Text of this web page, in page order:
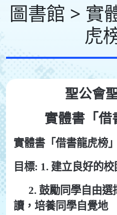
圖書館 > 實
虎
聖公會
實體書「借
實體書「借書龍虎榜
目標: 1. 建立良好的校
2. 鼓勵同學自由選
讀，培養同學自覺地